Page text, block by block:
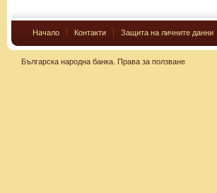
Начало Контакти Защита на личните данни
Българска народна банка. Права за ползване